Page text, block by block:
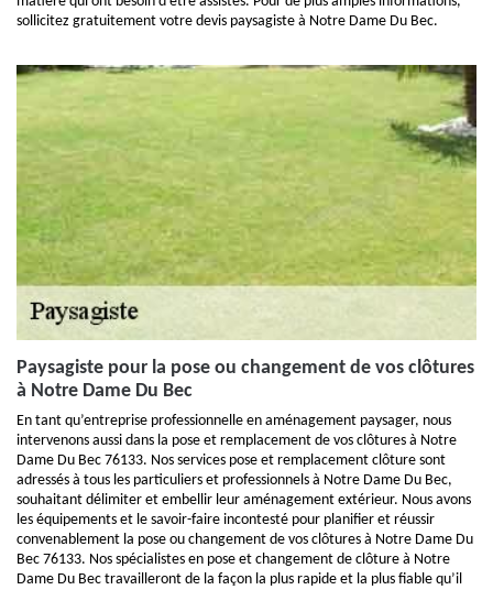
sollicitez gratuitement votre devis paysagiste à Notre Dame Du Bec.
Paysagiste pour la pose ou changement de vos clôtures
à Notre Dame Du Bec
En tant qu’entreprise professionnelle en aménagement paysager, nous
intervenons aussi dans la pose et remplacement de vos clôtures à Notre
Dame Du Bec 76133. Nos services pose et remplacement clôture sont
adressés à tous les particuliers et professionnels à Notre Dame Du Bec,
souhaitant délimiter et embellir leur aménagement extérieur. Nous avons
les équipements et le savoir-faire incontesté pour planifier et réussir
convenablement la pose ou changement de vos clôtures à Notre Dame Du
Bec 76133. Nos spécialistes en pose et changement de clôture à Notre
Dame Du Bec travailleront de la façon la plus rapide et la plus fiable qu’il